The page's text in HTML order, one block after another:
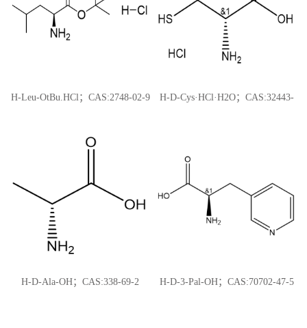
H-Leu-OtBu.HCl；CAS:2748-02-9
H-D-Cys·HCl·H2O；CAS:32443-
H-D-Ala-OH；CAS:338-69-2 H-D-3-Pal-OH；CAS:70702-47-5